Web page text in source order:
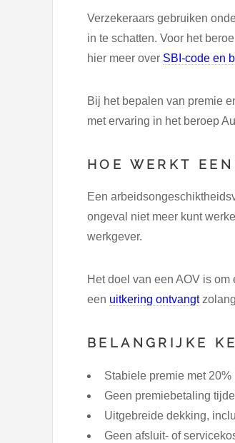
Verzekeraars gebruiken
in te schatten. Voor het
hier meer over SBI-code en
Bij het bepalen van premie
met ervaring in het beroep
HOE WERKT
Een
ongeval niet meer kunt
werkgever.
Het doel van een AOV is
een uitkering ontvangt
BELANGRIJKE
Stabiele premie met
Geen premiebetaling
Uitgebreide dekking,
Geen afsluit- of